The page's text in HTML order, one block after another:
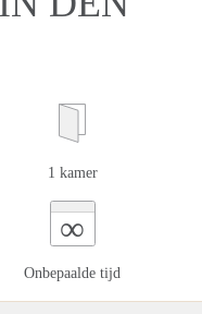
1 kamer
∞
Onbepaalde tijd